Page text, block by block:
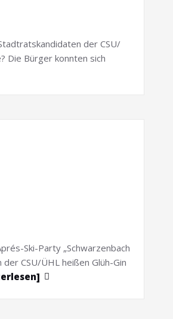
der CSU/
Die Bürger konnten sich
Ski-Party „Schwarzenbach
CSU/ÜHL heißen Glüh-Gin